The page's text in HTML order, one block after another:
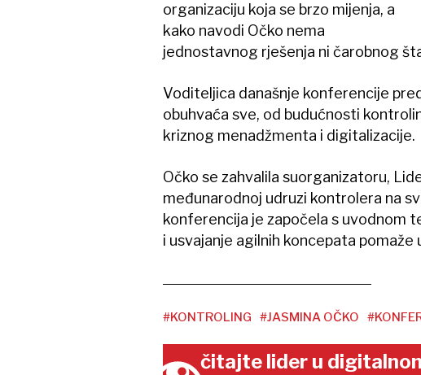
organizaciju koja se brzo mijenja, a
kako navodi Očko nema
jednostavnog rješenja ni čarobnog
Voditeljica današnje konferencije
obuhvaća sve, od budućnosti
kriznog menadžmenta i digitalizacije.
Očko se zahvalila suorganizatoru,
međunarodnoj udruzi kontrolera na
konferencija je započela s uvodnom
i usvajanje agilnih koncepata pomaže
#KONTROLING #JASMINA OČKO
čitajte lider u